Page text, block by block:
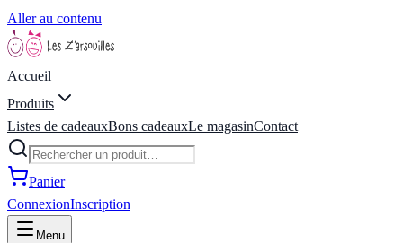
Aller au contenu
Accueil
Produits
Listes de cadeauxBons cadeauxLe magasinContact
Panier
ConnexionInscription
Menu